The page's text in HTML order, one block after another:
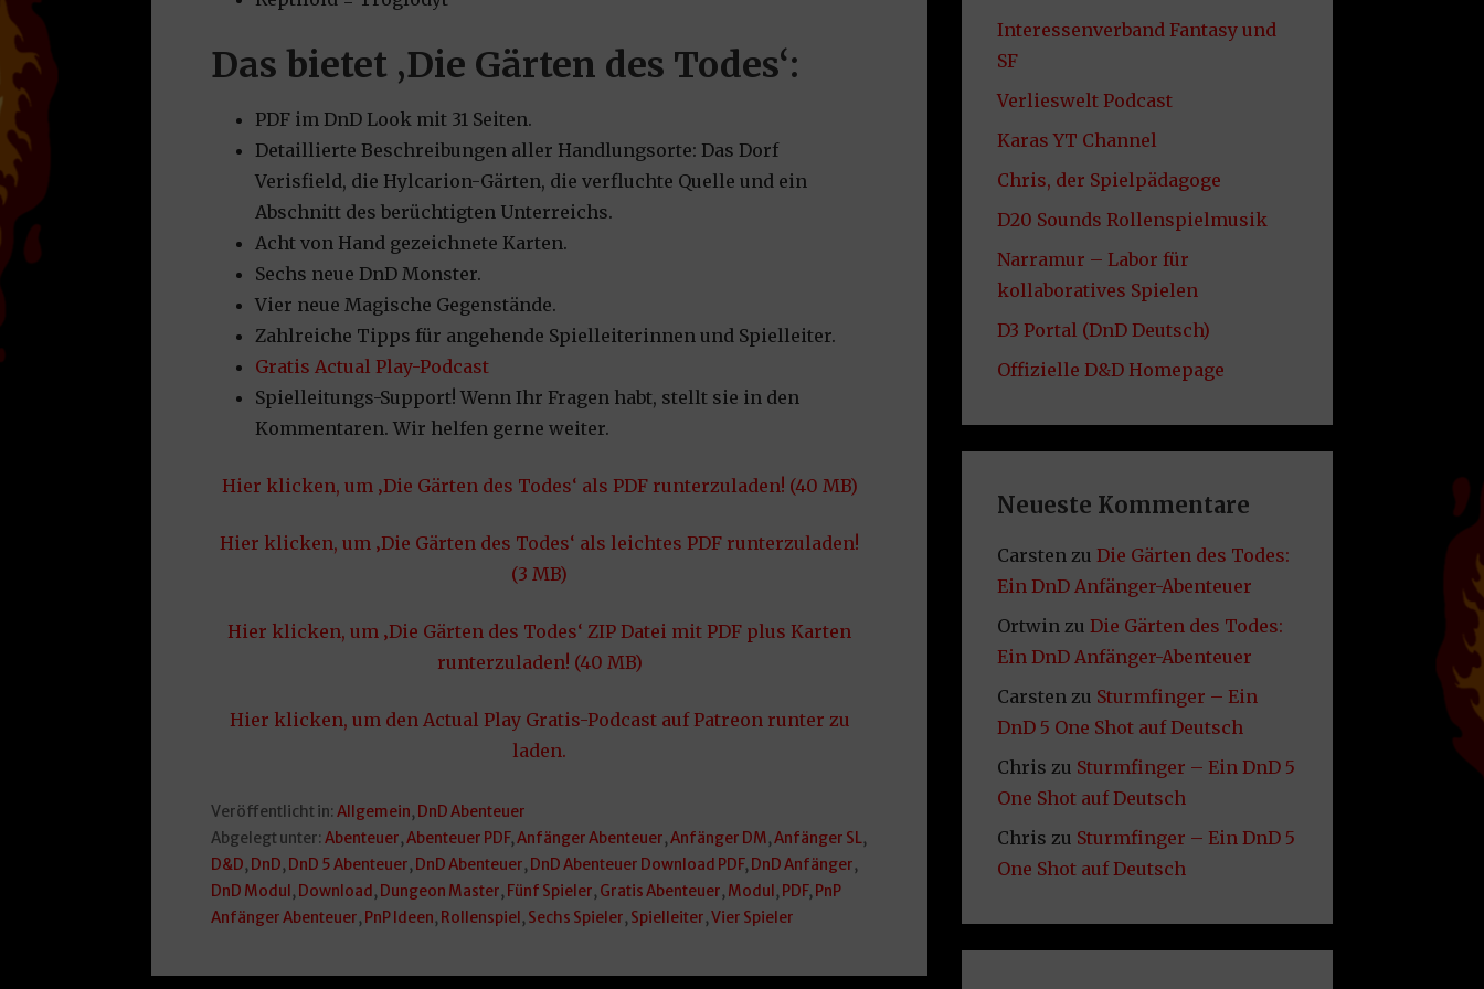
Das bietet ‚Die Gärten des Todes‘:
PDF im DnD Look mit 31 Seiten.
Detaillierte Beschreibungen aller Handlungsorte: Das Dorf
Verisfield, die Hylcarion-Gärten, die verfluchte Quelle und ein
Abschnitt des berüchtigten Unterreichs.
Acht von Hand gezeichnete Karten.
Sechs neue DnD Monster.
Vier neue Magische Gegenstände.
Zahlreiche Tipps für angehende Spielleiterinnen und Spielleiter.
Gratis Actual Play-Podcast
Spielleitungs-Support! Wenn Ihr Fragen habt, stellt sie in den
Kommentaren. Wir helfen gerne weiter.
Hier klicken, um ‚Die Gärten des Todes‘ als PDF runterzuladen! (40 MB)
Hier klicken, um ‚Die Gärten des Todes‘ als leichtes PDF runterzuladen!
(3 MB)
Hier klicken, um ‚Die Gärten des Todes‘ ZIP Datei mit PDF plus Karten
runterzuladen! (40 MB)
Hier klicken, um den Actual Play Gratis-Podcast auf Patreon runter zu
laden.
Veröffentlicht in:Allgemein, DnD Abenteuer
Abgelegt unter:Abenteuer,Abenteuer PDF,Anfänger Abenteuer,Anfänger DM,Anfänger SL,
D&D, DnD, DnD 5 Abenteuer, DnD Abenteuer, DnD Abenteuer Download PDF, DnD Anfänger,
DnD Modul , Download , Dungeon Master, Fünf Spieler, Gratis Abenteuer, Modul , PDF, PnP
Anfänger Abenteuer, PnP Ideen, Rollenspiel , Sechs Spieler, Spielleiter,Vier Spieler
Interessenverband Fantasy und
SF
Verlieswelt Podcast
Karas YT Channel
Chris, der Spielpädagoge
D20 Sounds Rollenspielmusik
Narramur – Labor für
kollaboratives Spielen
D3 Portal (DnD Deutsch)
Offizielle D&D Homepage
Neueste Kommentare
Carstenzu Die Gärten des Todes:
Ein DnD Anfänger-Abenteuer
Ortwinzu Die Gärten des Todes:
Ein DnD Anfänger-Abenteuer
Carstenzu Sturmfinger – Ein
DnD 5 One Shot auf Deutsch
Chris zu Sturmfinger – Ein DnD 5
One Shot auf Deutsch
Chris zu Sturmfinger – Ein DnD 5
One Shot auf Deutsch